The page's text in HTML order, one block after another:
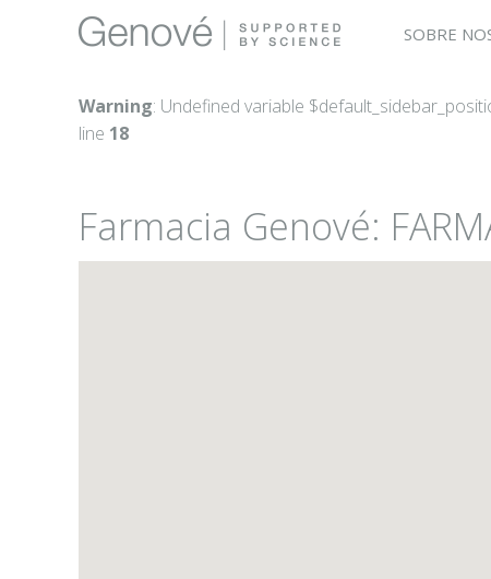
SOBRE
Warning: Undefined variable
line 18
Farmacia Genové: